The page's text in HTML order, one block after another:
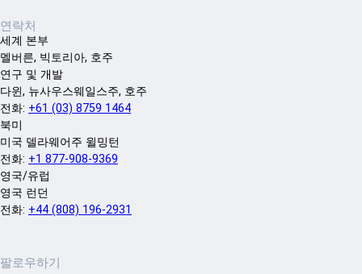
연락처
세계 본부
멜버른, 빅토리아, 호주
연구 및 개발
다윈, 뉴사우스웨일스주, 호주
전화: +61 (03) 8759 1464
북미
미국 델라웨어주 윌밍턴
전화: +1 877-908-9369
영국/유럽
영국 런던
전화: +44 (808) 196-2931
팔로우하기